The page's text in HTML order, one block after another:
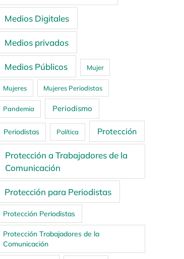
Medios Digitales
Medios privados
Medios Públicos Mujer
Mujeres Mujeres Periodistas
Pandemia Periodismo
Periodistas Política Protección
Protección a Trabajadores de la
Comunicación
Protección para Periodistas
Protección Periodistas
Protección Trabajadores de la
Comunicación